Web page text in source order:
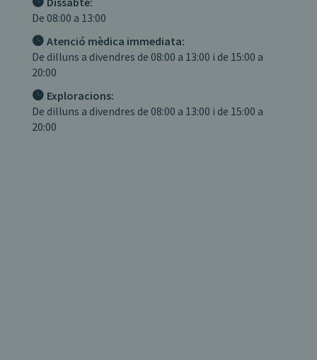
De 08:00 a 13:00
Atenció mèdica immediata:
De dilluns a divendres de 08:00 a 13:00 i de 15:00 a
20:00
Exploracions:
De dilluns a divendres de 08:00 a 13:00 i de 15:00 a
20:00